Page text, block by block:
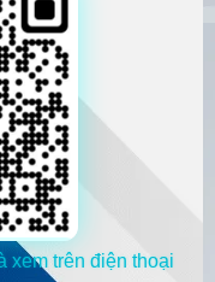
xem trên điện thoại